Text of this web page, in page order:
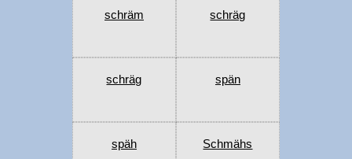
schräm schräg
schräg spän
späh Schmähs